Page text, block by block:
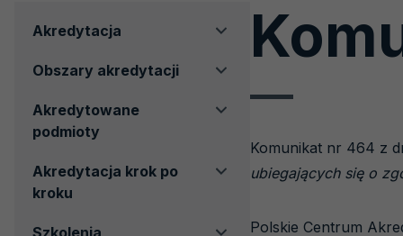
Menu
Akredytacja
Obszary akredytacji
Akredytowane
podmioty
Akredytacja krok po
kroku
Szkolenia
Komunikat nr 464 z
ubiegających się o
Polskie Centrum